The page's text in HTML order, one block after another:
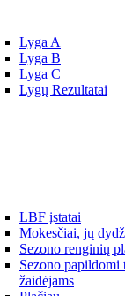
Lyga A
Lyga B
Lyga C
Lygų Rezultatai
LBF įstatai
Mokesčiai, jų
Sezono renginių
Sezono papildomi
žaidėjams